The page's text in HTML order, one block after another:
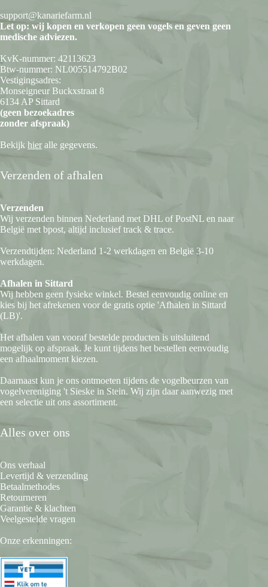
support@kanariefarm.nl
Let op: wij kopen en verkopen geen vogels en geven geen
medische adviezen.
KvK-nummer: 42113623
Btw-nummer: NL005514792B02
Vestigingsadres:
Monseigneur Buckxstraat 8
6134 AP Sittard
(geen bezoekadres
zonder afspraak)
Bekijk hier alle gegevens.
Verzenden of afhalen
Verzenden
Wij verzenden binnen Nederland met DHL of PostNL en naar
België met bpost, altijd inclusief track & trace.
Verzendtijden: Nederland 1-2 werkdagen en België 3-10
werkdagen.
Afhalen in Sittard
Wij hebben geen fysieke winkel. Bestel eenvoudig online en
kies bij het afrekenen voor de gratis optie 'Afhalen in Sittard
(LB)'.
Het afhalen van vooraf bestelde producten is uitsluitend
mogelijk op afspraak. Je kunt tijdens het bestellen eenvoudig
een afhaalmoment kiezen.
Daarnaast kun je ons ontmoeten tijdens de vogelbeurzen van
vogelvereniging 't Sieske in Stein. Wij zijn daar aanwezig met
een selectie uit ons assortiment.
Alles over ons
Ons verhaal
Levertijd & verzending
Betaalmethodes
Retourneren
Garantie & klachten
Veelgestelde vragen
Onze erkenningen: